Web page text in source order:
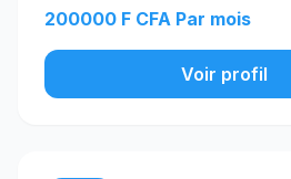
200000 F CFA Par mois
Voir profil